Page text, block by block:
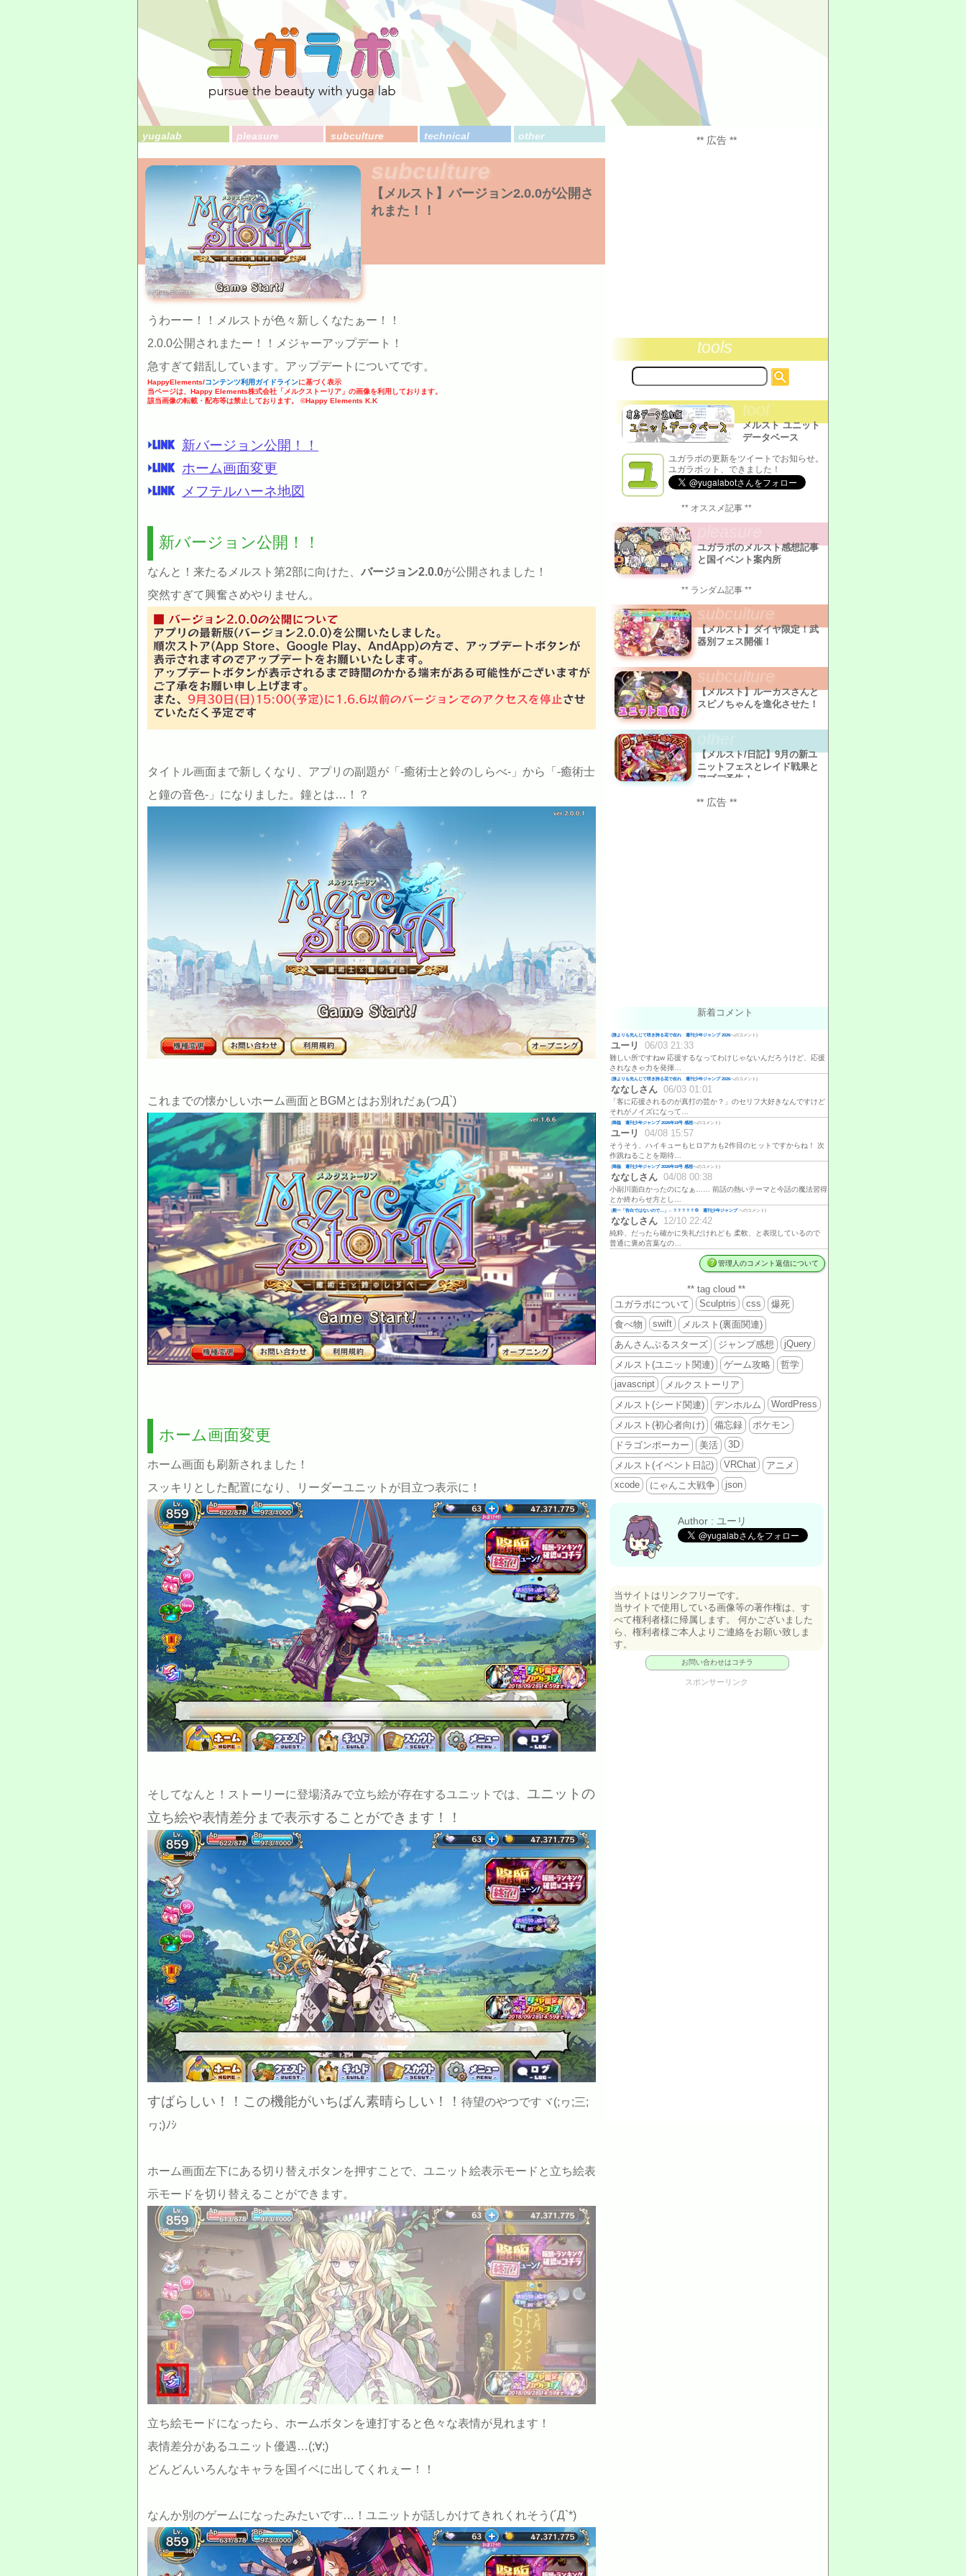
yugalab pleasure subculture technical other
(c)HappyElements
subculture
【メルスト】バージョン2.0.0が公開さ
れまた！！
うわーー！！メルストが色々新しくなたぁー！！
2.0.0公開されまたー！！メジャーアップデート！
急すぎて錯乱しています。アップデートについてです。
HappyElements/コンテンツ利用ガイドラインに基づく表示
当ページは、Happy Elements株式会社「メルクストーリア」の画像を利用しております。
該当画像の転載・配布等は禁止しております。 ©Happy Elements K.K
新バージョン公開！！
ホーム画面変更
メフテルハーネ地図
新バージョン公開！！
なんと！来たるメルスト第2部に向けた、 バージョン2.0.0が公開されました！
突然すぎて興奮さめやりません。
タイトル画面まで新しくなり、アプリの副題が「-癒術士と鈴のしらべ-」から「-癒術士
と鐘の音色-」になりました。鐘とは…！？
これまでの懐かしいホーム画面とBGMとはお別れだぁ(つД`)
ホーム画面変更
ホーム画面も刷新されました！
スッキリとした配置になり、リーダーユニットが目立つ表示に！
そしてなんと！ストーリーに登場済みで立ち絵が存在するユニットでは、 ユニットの
立ち絵や表情差分まで表示することができます！！
すばらしい！！この機能がいちばん素晴らしい！！ 待望のやつですヾ(;ヮ;三;
ヮ;)ﾉｼ
ホーム画面左下にある切り替えボタンを押すことで、ユニット絵表示モードと立ち絵表
示モードを切り替えることができます。
立ち絵モードになったら、ホームボタンを連打すると色々な表情が見れます！
表情差分があるユニット優遇…(;∀;)
どんどんいろんなキャラを国イベに出してくれぇー！！
なんか別のゲームになったみたいです…！ユニットが話しかけてきれくれそう(´Д`*)
** 広告 **
tools
サ
イ
内
検
索:
tool
メルスト ユニット
データベース
ユガラボの更新をツイートでお知らせ。
ユガラボット、できました！
** オススメ記事 **
ユガラボのメルスト感想記事
と国イベント案内所
** ランダム記事 **
subculture
【メルスト】ダイヤ限定！武
器別フェス開催！
subculture
【メルスト】ルーカスさんと
スピノちゃんを進化させた！
【メルスト/日記】9月の新ユ
ニットフェスとレイド戦果と
アプデ予告！
** 広告 **
新着コメント
(誰よりも先んじて咲き誇る花で在れ 週刊少年ジャンプ 2026へのコメント)
ユーリ 06/03 21:33
難しい所ですねw 応援するなってわけじゃないんだろうけど、応援
されなきゃ力を発揮…
(誰よりも先んじて咲き誇る花で在れ 週刊少年ジャンプ 2026へのコメント)
ななしさん 06/03 01:01
「客に応援されるのが真打の芸か？」のセリフ大好きなんですけど
それがノイズになって…
(降臨 週刊少年ジャンプ 2026年19号 感想へのコメント)
ユーリ 04/08 15:57
そうそう、ハイキューもヒロアカも2作目のヒットですからね！ 次
作跳ねることを期待…
(降臨 週刊少年ジャンプ 2026年19号 感想へのコメント)
ななしさん 04/08 00:38
小副川面白かったのになぁ…… 前話の熱いテーマと今話の魔法習得
とか終わらせ方とし…
(殿一「告白ではないので…」←？？？？？💢 週刊少年ジャンプへのコメント)
ななしさん 12/10 22:42
純粋、だったら確かに失礼だけれども 柔軟、と表現しているので
普通に褒め言葉なの…
管理人のコメント返信について
** tag cloud **
ユガラボについて
Sculptris css
爆死
食べ物
swift
メルスト(裏面関連)
あんさんぶるスターズ
ジャンプ感想
jQuery
メルスト(ユニット関連)
ゲーム攻略
哲学
javascript
メルクストーリア
メルスト(シード関連)
デンホルム
WordPress
メルスト(初心者向け)
備忘録
ポケモン
ドラゴンポーカー
美活
3D
メルスト(イベント日記)
VRChat
アニメ
xcode
にゃんこ大戦争 json
Author : ユーリ
当サイトはリンクフリーです。
当サイトで使用している画像等の著作権は、す
べて権利者様に帰属します。 何かございました
ら、権利者様ご本人よりご連絡をお願い致しま
す。
お問い合わせはコチラ
スポンサーリンク